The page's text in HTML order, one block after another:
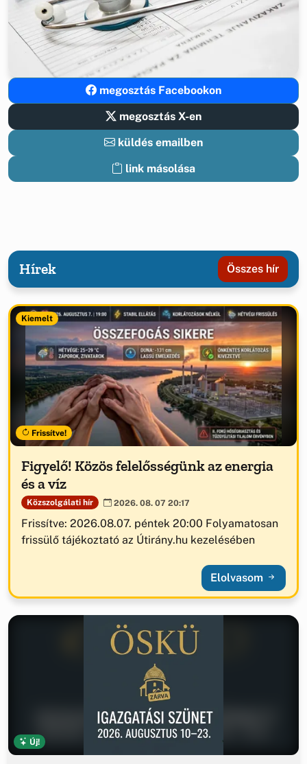
megosztás Facebookon
megosztás X-en
küldés emailben
link másolása
Hírek Összes hír
Kiemelt
Frissítve!
Figyelő! Közös felelősségünk az energia
és a víz
Közszolgálati hír 2026. 08. 07 20:17
Frissítve: 2026.08.07. péntek 20:00 Folyamatosan
frissülő tájékoztató az Útirány.hu kezelésében
Elolvasom
Új!